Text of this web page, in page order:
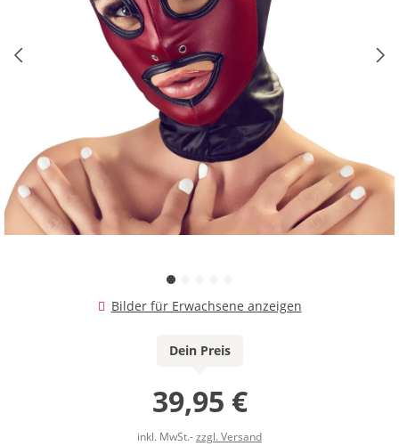
Bilder für Erwachsene anzeigen
Dein Preis
39,95 €
inkl. MwSt.-zzgl. Versand